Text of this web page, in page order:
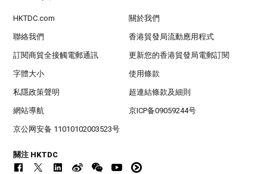
HKTDC.com 關於我們
聯絡我們 香港貿發局流動應用程式
訂閱商貿全接觸電郵通訊 更新您的香港貿發局電郵訂閱
字體大小 使用條款
私隱政策聲明 超連結條款及細則
網站導航 京ICP备09059244号
京公网安备 11010102003523号
關注 HKTDC